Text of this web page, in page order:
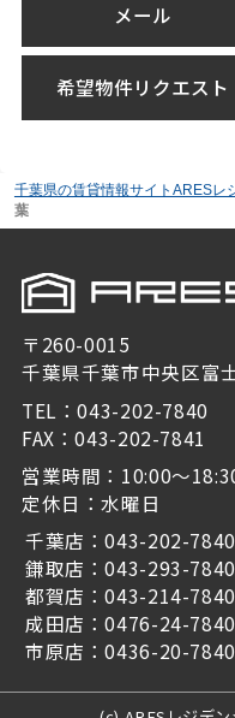
メール
希望物件リクエスト
千葉県の賃貸情報サイトARESレ
葉
〒260-0015
千葉県千葉市中央区富
TEL：043-202-7840
FAX：043-202-7841
営業時間：10:00～
定休日：水曜日
千葉店：043-202-7840
鎌取店：043-293-7840
都賀店：043-214-7840
成田店：0476-24-7840
市原店：0436-20-7840